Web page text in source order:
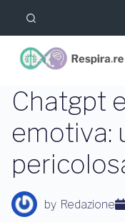
l
l
c
n
t
n
u
t
o
Chatgpt
emotiva:
by Redazione